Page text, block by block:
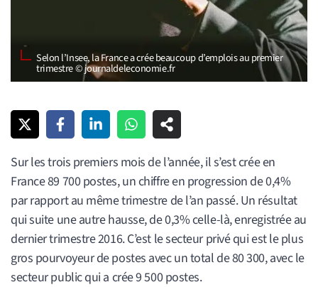
Selon l’Insee, la France a crée beaucoup d’emplois au premier
trimestre © journaldeleconomie.fr
Sur les trois premiers mois de l’année, il s’est crée en
France 89 700 postes, un chiffre en progression de 0,4%
par rapport au même trimestre de l’an passé. Un résultat
qui suite une autre hausse, de 0,3% celle-là, enregistrée au
dernier trimestre 2016. C’est le secteur privé qui est le plus
gros pourvoyeur de postes avec un total de 80 300, avec le
secteur public qui a crée 9 500 postes.